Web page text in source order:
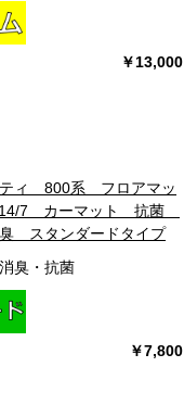
￥13,000
ィ 800系 フロアマッ
7 カーマット 抗菌
スタンダードタイプ
臭・抗菌
￥7,800